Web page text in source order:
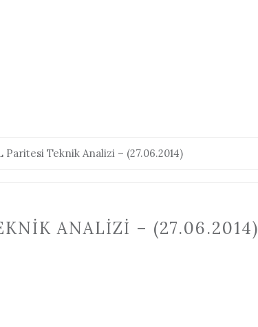
Paritesi Teknik Analizi – (27.06.2014)
ANALIZI – (27.06.2014)